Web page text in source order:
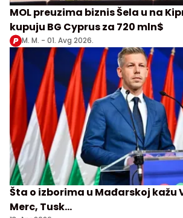
MOL preuzima biznis Šela u na
kupuju BG Cyprus za 720 mln$
M. M. - 01. Avg 2026.
Šta o izborima u Mađarskoj kažu
Merc, Tusk...